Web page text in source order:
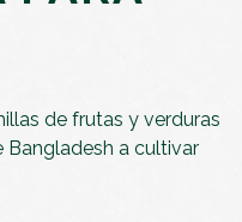
de frutas y verduras
Bangladesh a cultivar